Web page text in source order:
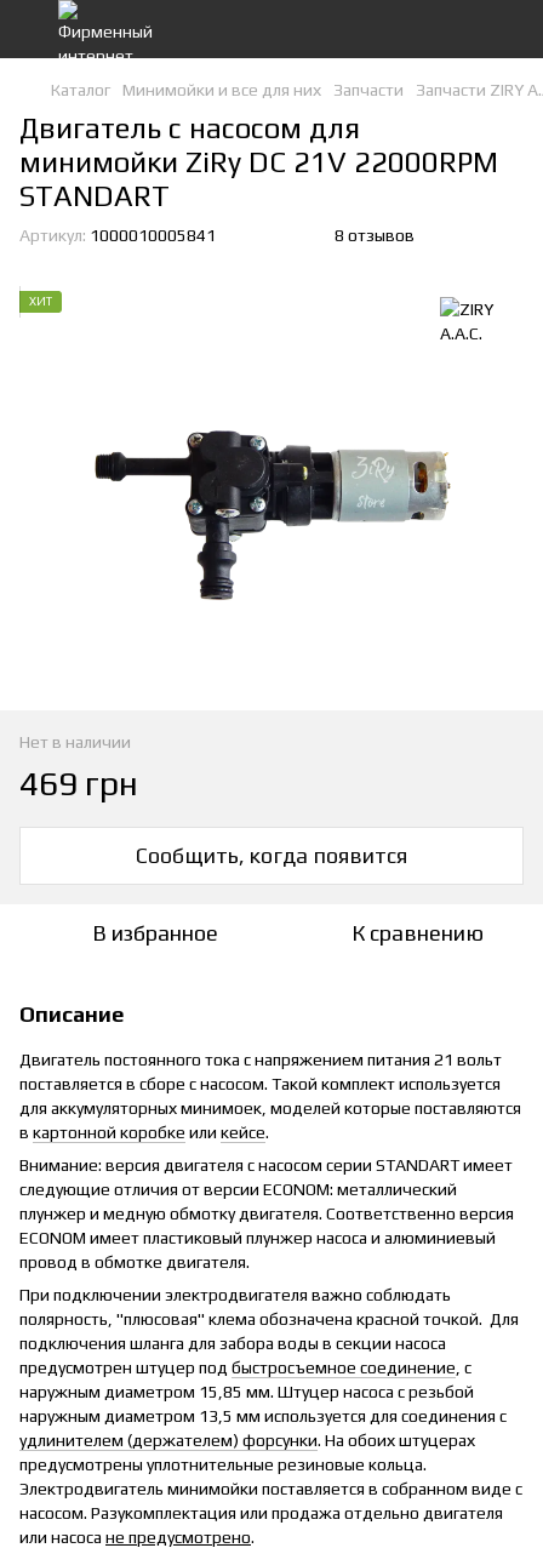
Каталог Минимойки и все для них Запчасти Запчасти ZIRY
Двигатель с насосом для
минимойки ZiRy DC 21V 22000RPM
STANDART
Артикул: 1000010005841 8 отзывов
ХИТ
Нет в наличии
469 грн
Сообщить, когда появится
В избранное К сравнению
Описание
Двигатель постоянного тока с напряжением питания 21 вольт
поставляется в сборе с насосом. Такой комплект используется
для аккумуляторных минимоек, моделей которые поставляются
в картонной коробке или кейсе.
Внимание: версия двигателя с насосом серии STANDART имеет
следующие отличия от версии ECONOM: металлический
плунжер и медную обмотку двигателя. Соответственно версия
ECONOM имеет пластиковый плунжер насоса и алюминиевый
провод в обмотке двигателя.
При подключении электродвигателя важно соблюдать
полярность, "плюсовая" клема обозначена красной точкой. Для
подключения шланга для забора воды в секции насоса
предусмотрен штуцер под быстросъемное соединение , с
наружным диаметром 15,85 мм. Штуцер насоса с резьбой
наружным диаметром 13,5 мм используется для соединения с
удлинителем (держателем) форсунки. На обоих штуцерах
предусмотрены уплотнительные резиновые кольца.
Электродвигатель минимойки поставляется в собранном виде с
насосом. Разукомплектация или продажа отдельно двигателя
или насоса не предусмотрено.